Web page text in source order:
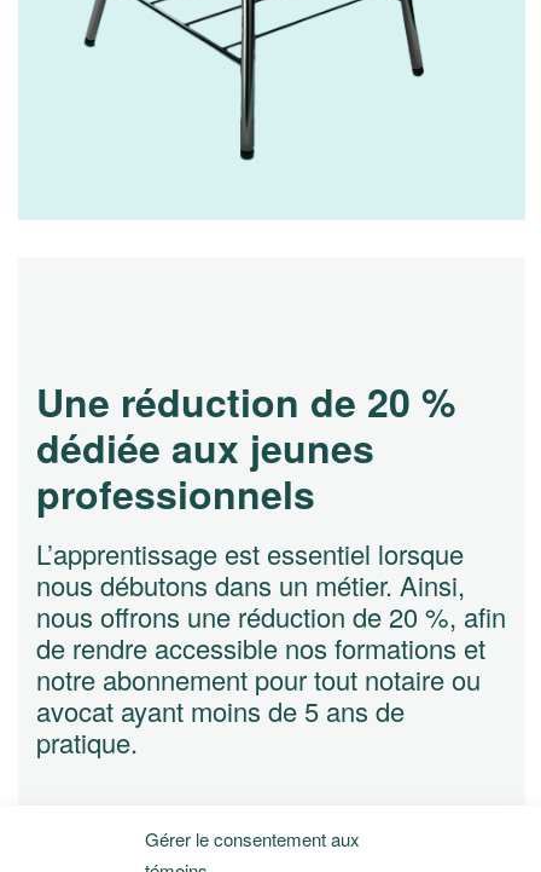
Gérer le consentement aux
Une réduction de 20 %
dédiée aux jeunes
professionnels
L’apprentissage est essentiel lorsque
nous débutons dans un métier. Ainsi,
nous offrons une réduction de 20 %, afin
de rendre accessible nos formations et
notre abonnement pour tout notaire ou
avocat ayant moins de 5 ans de
pratique.
inscrivez-vous pour en bénéficier